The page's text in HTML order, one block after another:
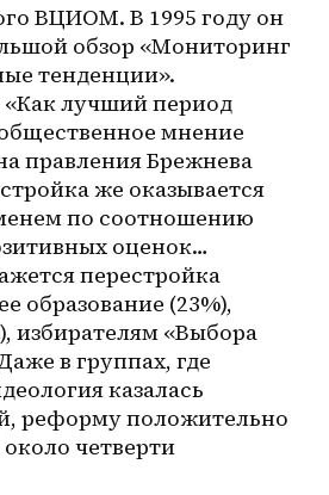
ВЦИОМ. В 1995 году он
обзор «Мониторинг
тенденции».
«Как лучший период
мнение
правления Брежнева
же оказывается
по соотношению
оценок…
перестройка
(23%),
избирателям «Выбора
в группах, где
казалась
реформу положительно
четверти